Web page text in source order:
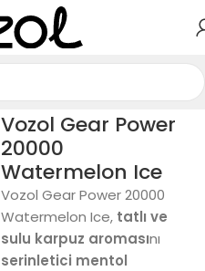
Vozol Gear Power
20000
Watermelon Ice
Vozol Gear Power 20000
Watermelon Ice, tatlı ve
sulu karpuz aromasını
serinletici mentol